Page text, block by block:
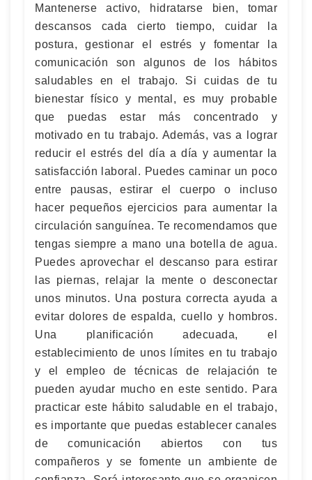
Mantenerse activo, hidratarse bien, tomar
descansos cada cierto tiempo, cuidar la
postura, gestionar el estrés y fomentar la
comunicación son algunos de los hábitos
saludables en el trabajo. Si cuidas de tu
bienestar físico y mental, es muy probable
que puedas estar más concentrado y
motivado en tu trabajo. Además, vas a lograr
reducir el estrés del día a día y aumentar la
satisfacción laboral. Puedes caminar un poco
entre pausas, estirar el cuerpo o incluso
hacer pequeños ejercicios para aumentar la
circulación sanguínea. Te recomendamos que
tengas siempre a mano una botella de agua.
Puedes aprovechar el descanso para estirar
las piernas, relajar la mente o desconectar
unos minutos. Una postura correcta ayuda a
evitar dolores de espalda, cuello y hombros.
Una planificación adecuada, el
establecimiento de unos límites en tu trabajo
y el empleo de técnicas de relajación te
pueden ayudar mucho en este sentido. Para
practicar este hábito saludable en el trabajo,
es importante que puedas establecer canales
de comunicación abiertos con tus
compañeros y se fomente un ambiente de